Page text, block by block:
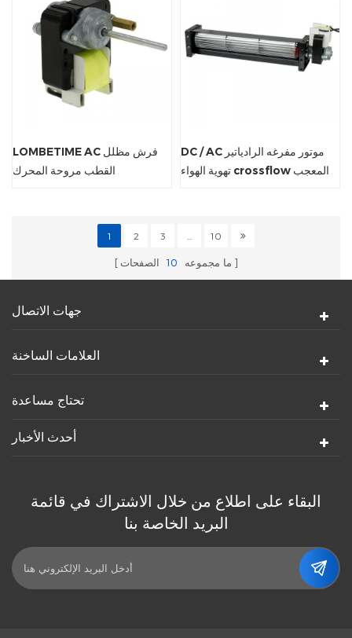
LOMBETIME AC فرش مظلل
القطب مروحة المحرك
DC / AC موتور مفرغه الرادياتير
تهوية الهواء crossflow المعجب
1 2 3 10
ما مجموعه 10 الصفحات
جهات الاتصال
العلامات الساخنة
تحتاج مساعدة
أحدث الأخبار
البقاء على اطلاع من خلال الاشتراك في قائمة
البريد الخاصة بنا